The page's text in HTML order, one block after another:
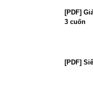
[PDF]
3 cuốn
[PDF]